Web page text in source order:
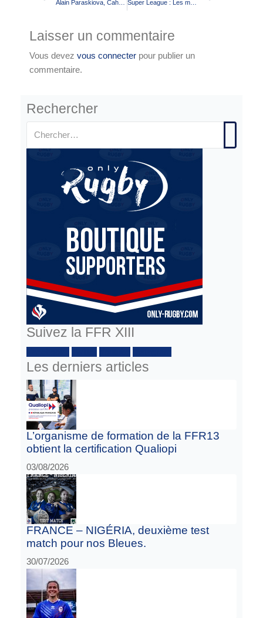
Laisser un commentaire
Vous devez vous connecter pour publier un
commentaire.
Rechercher
Suivez la FFR XIII
Les derniers articles
L’organisme de formation de la FFR13
obtient la certification Qualiopi
03/08/2026
FRANCE – NIGÉRIA, deuxième test
match pour nos Bleues.
30/07/2026